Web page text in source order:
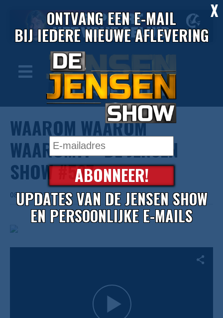
WAAROM WAAROM
WAAROM?! - DE JENSEN
SHOW #597
08/11/2023
X
ONTVANG EEN E-MAIL
BIJ IEDERE NIEUWE AFLEVERING
ABONNEER!
UPDATES VAN DE JENSEN SHOW
EN PERSOONLIJKE E-MAILS